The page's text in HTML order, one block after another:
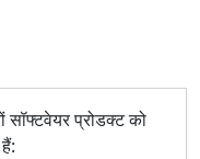
सॉफ्टवेयर प्रोडक्ट को